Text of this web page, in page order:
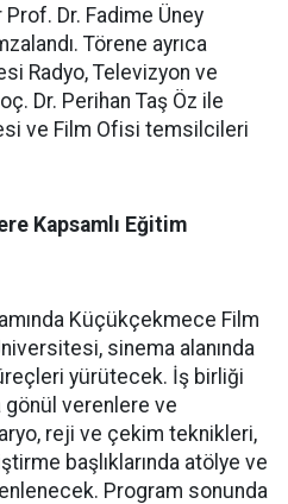
Dr. Fadime Üney
Törene ayrıca
Radyo, Televizyon ve
Dr. Perihan Taş Öz ile
ve Film Ofisi temsilcileri
Kapsamlı Eğitim
Küçükçekmece Film
sinema alanında
yürütecek. İş birliği
verenlere ve
reji ve çekim teknikleri,
başlıklarında atölye ve
Program sonunda